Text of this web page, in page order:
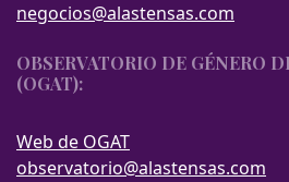
negocios@alastensas.com
OBSERVATORIO DE GÉNERO
(OGAT):
Web de OGAT
observatorio@alastensas.com